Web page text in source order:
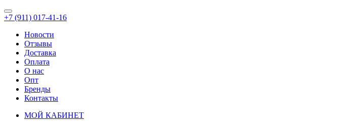
+7 (911) 017-41-16
Новости
Отзывы
Доставка
Оплата
О нас
Опт
Бренды
Контакты
МОЙ КАБИНЕТ